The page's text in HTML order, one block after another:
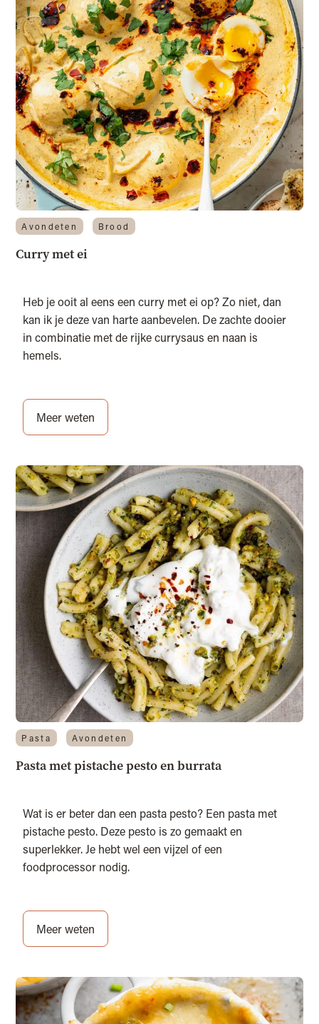
Avondeten Brood
Curry met ei
Heb je ooit al eens een curry met ei op? Zo niet, dan
kan ik je deze van harte aanbevelen. De zachte dooier
in combinatie met de rijke currysaus en naan is
hemels.
Meer weten
Pasta Avondeten
Pasta met pistache pesto en burrata
Wat is er beter dan een pasta pesto? Een pasta met
pistache pesto. Deze pesto is zo gemaakt en
superlekker. Je hebt wel een vijzel of een
foodprocessor nodig.
Meer weten